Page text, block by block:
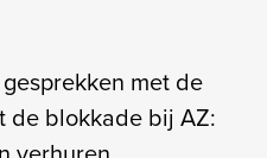
met de
de blokkade bij AZ: